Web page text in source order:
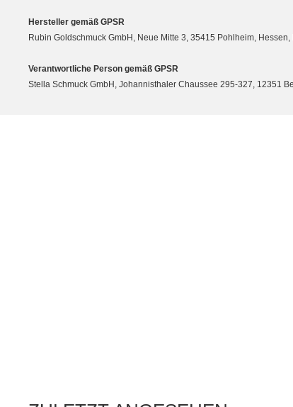
Hersteller gemäß GPSR
Rubin Goldschmuck GmbH, Neue Mitte 3, 35415 Pohlheim,
Verantwortliche Person gemäß GPSR
Stella Schmuck GmbH, Johannisthaler Chaussee 295-327, 12351